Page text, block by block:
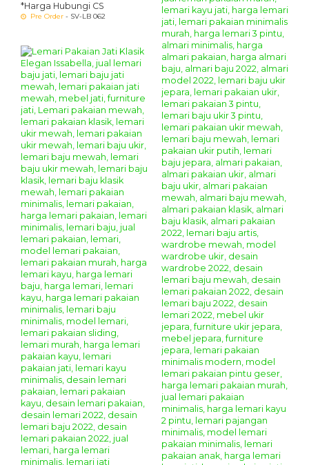
*Harga Hubungi CS
Pre Order - SV-LB 062